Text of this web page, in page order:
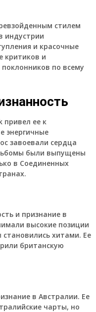
стилем
индустрии
и красочные
критиков и
по всему
привел ее к
энергичные
завоевали сердца
были выпущены
в Соединенных
и признание в
высокие позиции
становились хитами. Ее
британскую
в Австралии. Ее
чарты, но